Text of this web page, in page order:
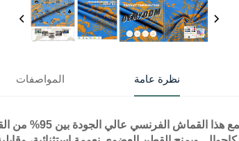
نظرة عامة المواصفات